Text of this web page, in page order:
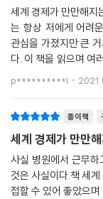
세계 경제가 만만해지
는 항상 저에게 어려
관심을 가졌지만 큰
다. 이 책을 읽으며 여
였는데 알면 알 수록
다. 여러 사람들의
p**********l
종이책
세계 경제가 만만
사실 병원에서 근무
것은 사실이다.책 세
접할 수 있어 좋았으